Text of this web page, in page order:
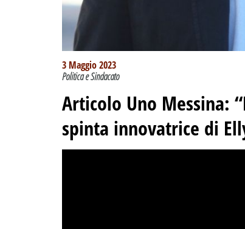
3 Maggio 2023
Politica e Sindacato
Articolo Uno Messina:
spinta innovatrice di